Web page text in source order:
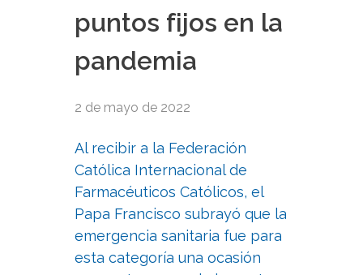
puntos fijos en la
pandemia
2 de mayo de 2022
Al recibir a la Federación
Católica Internacional de
Farmacéuticos Católicos, el
Papa Francisco subrayó que la
emergencia sanitaria fue para
esta categoría una ocasión